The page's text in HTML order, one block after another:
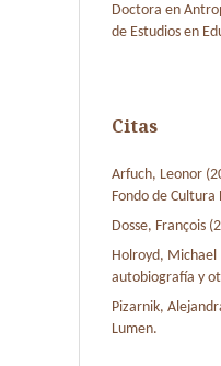
Doctora en
de Estudios en
Citas
Arfuch, Leonor
Fondo de Cultura
Dosse, François
Holroyd, Michael
autobiografía y
Pizarnik,
Lumen.